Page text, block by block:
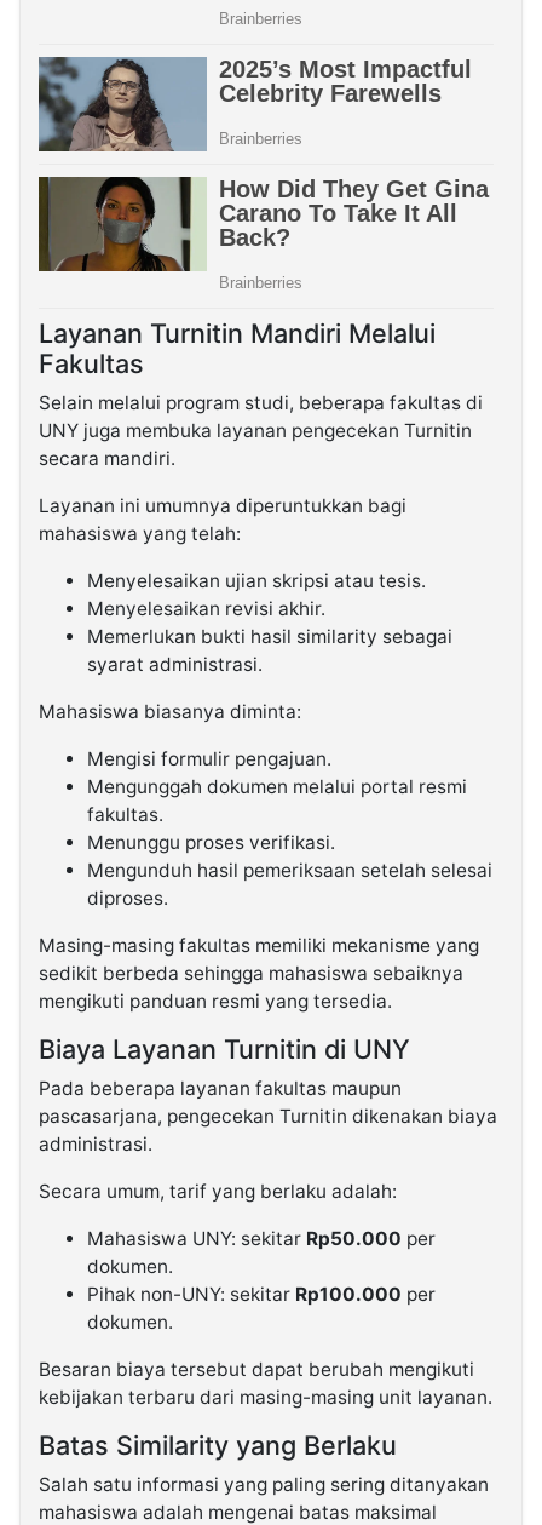
Layanan Turnitin Mandiri Melalui
Fakultas
Selain melalui program studi, beberapa fakultas di
UNY juga membuka layanan pengecekan Turnitin
secara mandiri.
Layanan ini umumnya diperuntukkan bagi
mahasiswa yang telah:
Menyelesaikan ujian skripsi atau tesis.
Menyelesaikan revisi akhir.
Memerlukan bukti hasil similarity sebagai
syarat administrasi.
Mahasiswa biasanya diminta:
Mengisi formulir pengajuan.
Mengunggah dokumen melalui portal resmi
fakultas.
Menunggu proses verifikasi.
Mengunduh hasil pemeriksaan setelah selesai
diproses.
Masing-masing fakultas memiliki mekanisme yang
sedikit berbeda sehingga mahasiswa sebaiknya
mengikuti panduan resmi yang tersedia.
Biaya Layanan Turnitin di UNY
Pada beberapa layanan fakultas maupun
pascasarjana, pengecekan Turnitin dikenakan biaya
administrasi.
Secara umum, tarif yang berlaku adalah:
Mahasiswa UNY: sekitar Rp50.000 per
dokumen.
Pihak non-UNY: sekitar Rp100.000 per
dokumen.
Besaran biaya tersebut dapat berubah mengikuti
kebijakan terbaru dari masing-masing unit layanan.
Batas Similarity yang Berlaku
Salah satu informasi yang paling sering ditanyakan
mahasiswa adalah mengenai batas maksimal